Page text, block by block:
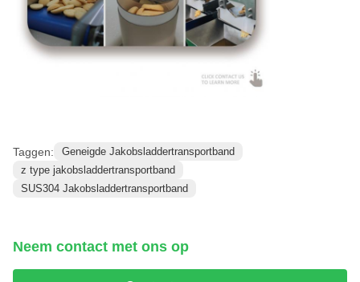
Taggen:
Geneigde Jakobsladdertransportband
z type jakobsladdertransportband
SUS304 Jakobsladdertransportband
Neem contact met ons op